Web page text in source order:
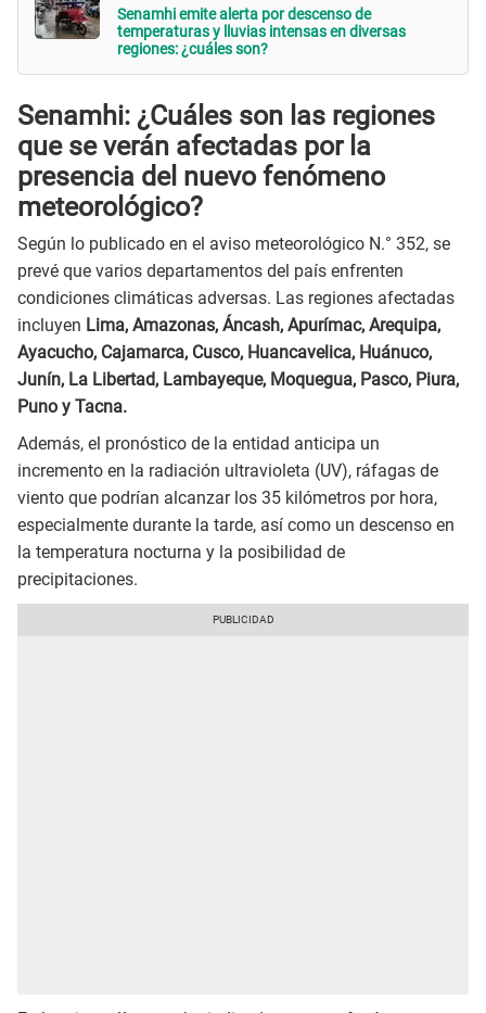
Senamhi emite alerta por descenso de
temperaturas y lluvias intensas en diversas
regiones: ¿cuáles son?
Senamhi: ¿Cuáles son las regiones
que se verán afectadas por la
presencia del nuevo fenómeno
meteorológico?
Según lo publicado en el aviso meteorológico N.° 352, se
prevé que varios departamentos del país enfrenten
condiciones climáticas adversas. Las regiones afectadas
incluyen Lima, Amazonas, Áncash, Apurímac, Arequipa,
Ayacucho, Cajamarca, Cusco, Huancavelica, Huánuco,
Junín, La Libertad, Lambayeque, Moquegua, Pasco, Piura,
Puno y Tacna.
Además, el pronóstico de la entidad anticipa un
incremento en la radiación ultravioleta (UV), ráfagas de
viento que podrían alcanzar los 35 kilómetros por hora,
especialmente durante la tarde, así como un descenso en
la temperatura nocturna y la posibilidad de
precipitaciones.